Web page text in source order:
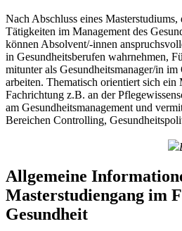
Nach Abschluss eines
Tätigkeiten im Management des
können Absolvent/-innen
in Gesundheitsberufen wahrnehmen,
mitunter als Gesundheitsmanager/in im
arbeiten. Thematisch orientiert sich ein
Fachrichtung z.B. an der
am Gesundheitsmanagement und
Bereichen Controlling,
Allgemeine
Masterstudiengang im
Gesundheit